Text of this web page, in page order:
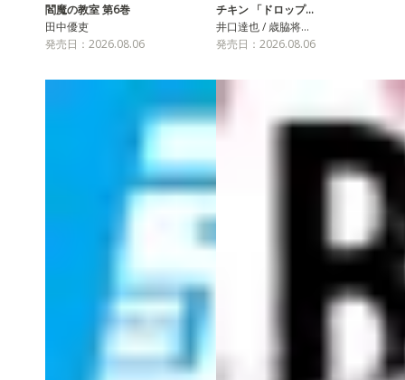
閻魔の教室 第6巻
田中優吏
発売日：2026.08.06
チキン 「ドロップ…
井口達也 / 歳脇将…
発売日：2026.08.06